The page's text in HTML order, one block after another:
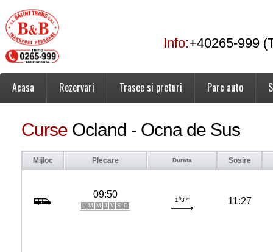
Info:+40265-999
Acasa Rezervari Trasee si preturi Parc auto
Curse Ocland - Ocna de Sus
Mijloc Plecare Durata Sosire
09:50
L M M J V S D
1 h37' 11:27